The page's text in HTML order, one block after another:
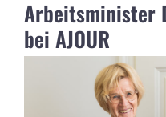
Arbeitsminister
bei AJOUR